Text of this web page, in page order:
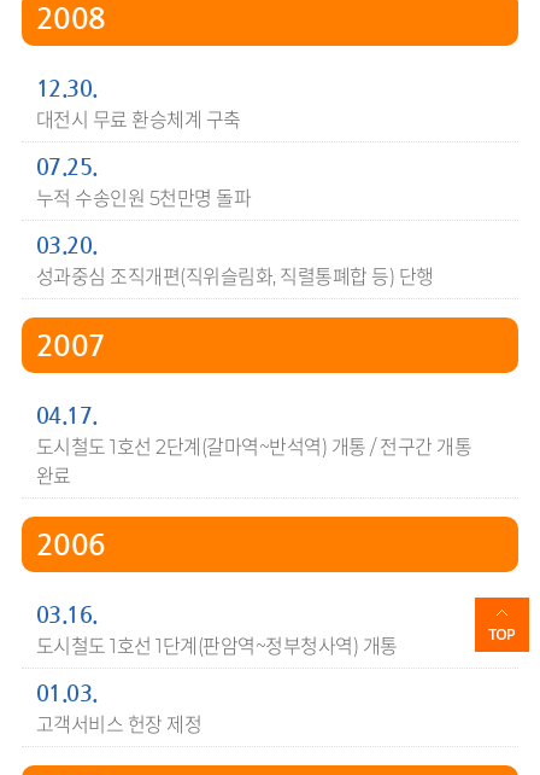
2008
12.30.
대전시 무료 환승체계 구축
07.25.
누적 수송인원 5천만명 돌파
03.20.
성과중심 조직개편(직위슬림화, 직렬통폐합 등) 단행
2007
04.17.
도시철도 1호선 2단계(갈마역~반석역) 개통 / 전구간 개통
완료
2006
03.16.
도시철도 1호선 1단계(판암역~정부청사역) 개통
01.03.
고객서비스 헌장 제정